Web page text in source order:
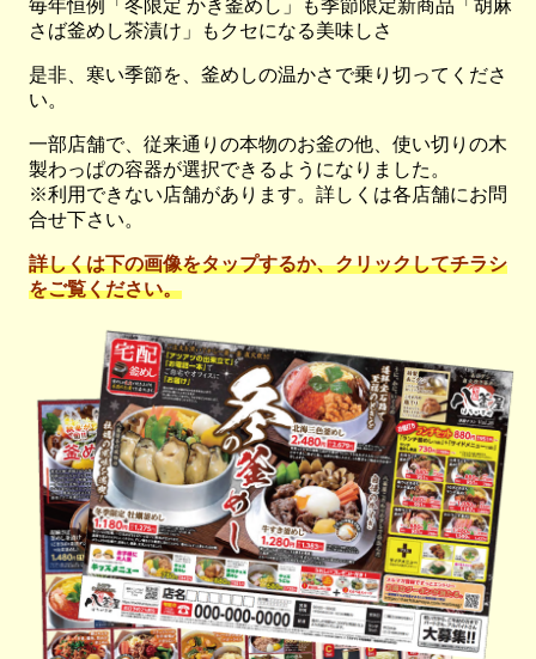
毎年恒例「冬限定 かき釜めし」も季節限定新商品「胡麻
さば釜めし茶漬け」もクセになる美味しさ
是非、寒い季節を、釜めしの温かさで乗り切ってくださ
い。
一部店舗で、従来通りの本物のお釜の他、使い切りの木
製わっぱの容器が選択できるようになりました。
※利用できない店舗があります。詳しくは各店舗にお問
合せ下さい。
詳しくは下の画像をタップするか、クリックしてチラシ
をご覧ください。